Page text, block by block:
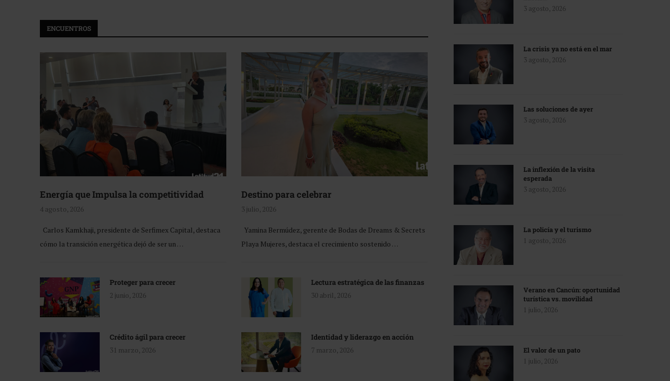
ENCUENTROS
Energía que Impulsa la competitividad
4 agosto, 2026
Carlos Kamkhaji, presidente de Serfimex Capital, destaca
cómo la transición energética dejó de ser un …
Destino para celebrar
3 julio, 2026
Yamina Bermúdez, gerente de Bodas de Dreams & Secrets
Playa Mujeres, destaca el crecimiento sostenido …
Proteger para crecer
2 junio, 2026
Lectura estratégica de las finanzas
30 abril, 2026
Crédito ágil para crecer
31 marzo, 2026
Identidad y liderazgo en acción
7 marzo, 2026
3 agosto, 2026
La crisis ya no está en el mar
3 agosto, 2026
Las soluciones de ayer
3 agosto, 2026
La inflexión de la visita
esperada
3 agosto, 2026
La policía y el turismo
1 agosto, 2026
Verano en Cancún: oportunidad
turística vs. movilidad
1 julio, 2026
El valor de un pato
1 julio, 2026